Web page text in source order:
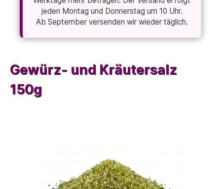
jeden Montag und Donnerstag um 10 Uhr.
Ab September versenden wir wieder täglich.
Gewürz- und Kräutersalz
150g